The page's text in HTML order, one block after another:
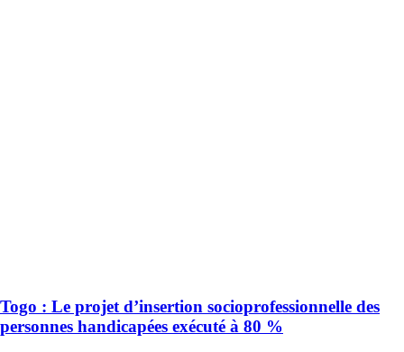
Togo : Le projet d’insertion socioprofessionnelle des
personnes handicapées exécuté à 80 %